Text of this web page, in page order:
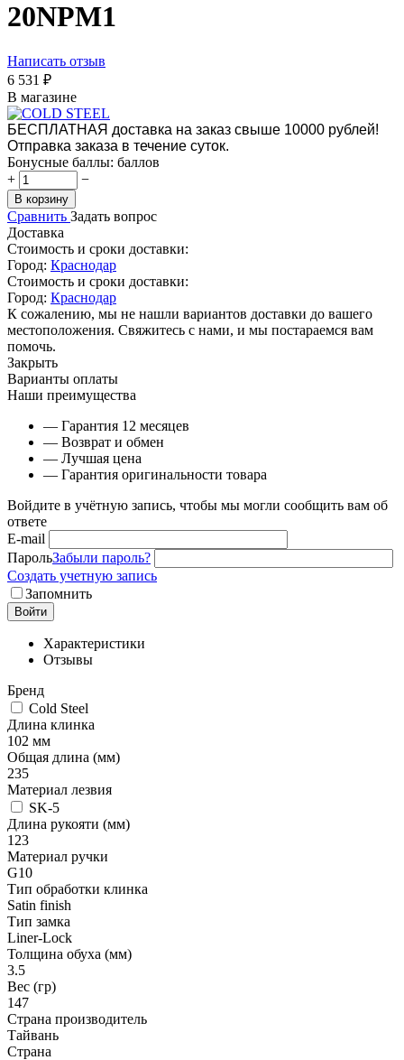
20NPM1
Написать отзыв
6 531 ₽
В магазине
БЕСПЛАТНАЯ доставка на заказ свыше 10000 рублей!
Отправка заказа в течение суток.
Бонусные баллы: баллов
+
−
В корзину
Сравнить Задать вопрос
Доставка
Стоимость и сроки доставки:
Город: Краснодар
Стоимость и сроки доставки:
Город: Краснодар
К сожалению, мы не нашли вариантов доставки до вашего
местоположения. Свяжитесь с нами, и мы постараемся вам
помочь.
Закрыть
Варианты оплаты
Наши преимущества
— Гарантия 12 месяцев
— Возврат и обмен
— Лучшая цена
— Гарантия оригинальности товара
Войдите в учётную запись, чтобы мы могли сообщить вам об
ответе
E-mail
ПарольЗабыли пароль?
Создать учетную запись
Запомнить
Войти
Характеристики
Отзывы
Бренд
Cold Steel
Длина клинка
102 мм
Общая длина (мм)
235
Материал лезвия
SK-5
Длина рукояти (мм)
123
Материал ручки
G10
Тип обработки клинка
Satin finish
Тип замка
Liner-Lock
Толщина обуха (мм)
3.5
Вес (гр)
147
Страна производитель
Тайвань
Страна